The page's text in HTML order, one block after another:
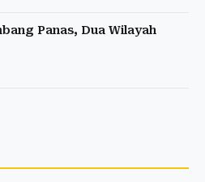
Panas, Dua Wilayah